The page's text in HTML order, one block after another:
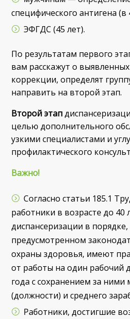
специфического антигена (в
ЭФГДС (45 лет).
По результатам первого
вам расскажут о
коррекции, определят
направить на второй этап.
Второй этап
целью дополнительного
узкими специалистами и
профилактического
Важно!
Согласно статьи 185.1
работники в возрасте до
диспансеризации в порядке,
предусмотренном
охраны здоровья, имеют
от работы на один рабочий
года с сохранением за ними
(должности) и среднего
Работники, достигшие